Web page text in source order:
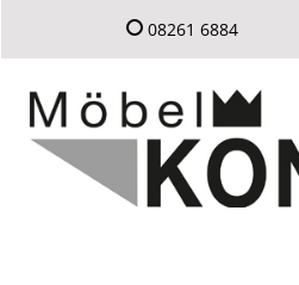
08261 6884